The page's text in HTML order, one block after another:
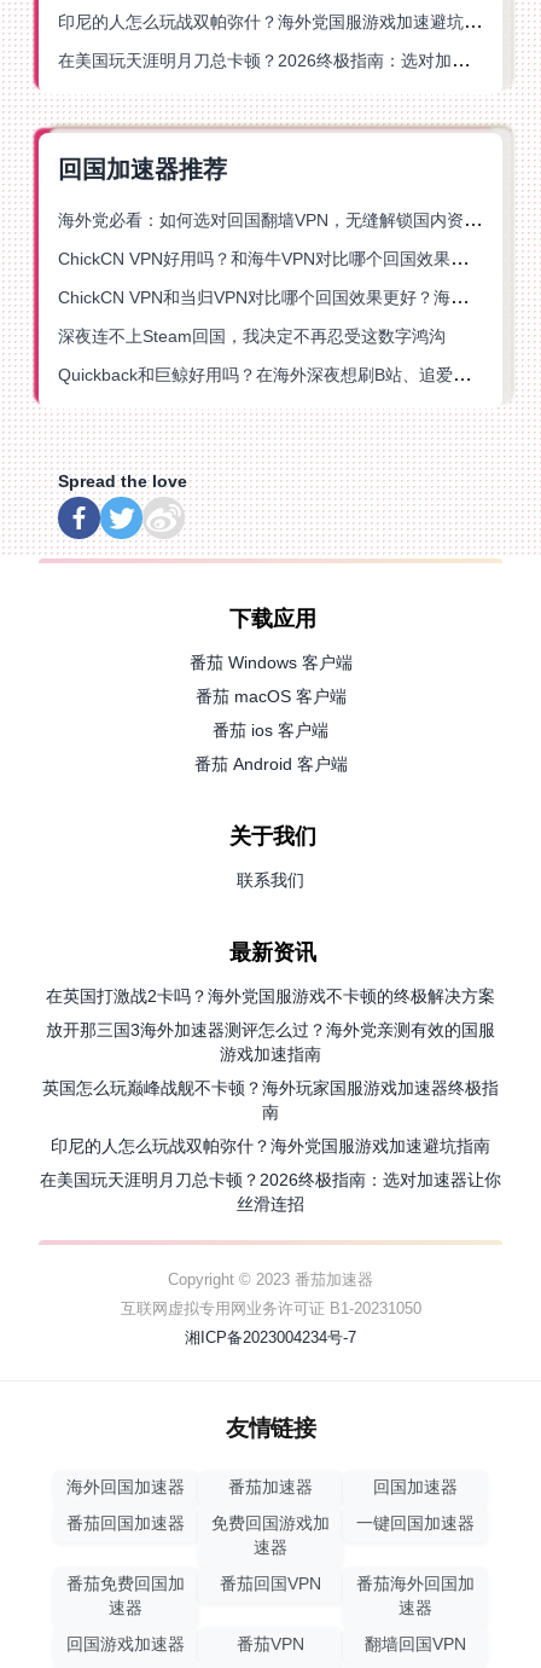
印尼的人怎么玩战双帕弥什？海外党国服游戏加速避坑指南
在美国玩天涯明月刀总卡顿？2026终极指南：选对加速器让你丝滑连招
回国加速器推荐
海外党必看：如何选对回国翻墙VPN，无缝解锁国内资源？
ChickCN VPN好用吗？和海牛VPN对比哪个回国效果更好？
ChickCN VPN和当归VPN对比哪个回国效果更好？海外党亲测后选了它
深夜连不上Steam回国，我决定不再忍受这数字鸿沟
Quickback和巨鲸好用吗？在海外深夜想刷B站、追爱奇艺的你，或许正需要这份答案
Spread the love
下载应用
番茄 Windows 客户端
番茄 macOS 客户端
番茄 ios 客户端
番茄 Android 客户端
关于我们
联系我们
最新资讯
在英国打激战2卡吗？海外党国服游戏不卡顿的终极解决方案
放开那三国3海外加速器测评怎么过？海外党亲测有效的国服
游戏加速指南
英国怎么玩巅峰战舰不卡顿？海外玩家国服游戏加速器终极指
南
印尼的人怎么玩战双帕弥什？海外党国服游戏加速避坑指南
在美国玩天涯明月刀总卡顿？2026终极指南：选对加速器让你
丝滑连招
Copyright © 2023 番茄加速器
互联网虚拟专用网业务许可证 B1-20231050
湘ICP备2023004234号-7
友情链接
海外回国加速器 番茄加速器
回国加速器
番茄回国加速器
免费回国游戏加
速器
一键回国加速器
番茄免费回国加
速器
番茄回国VPN
番茄海外回国加
速器
回国游戏加速器
番茄VPN 翻墙回国VPN